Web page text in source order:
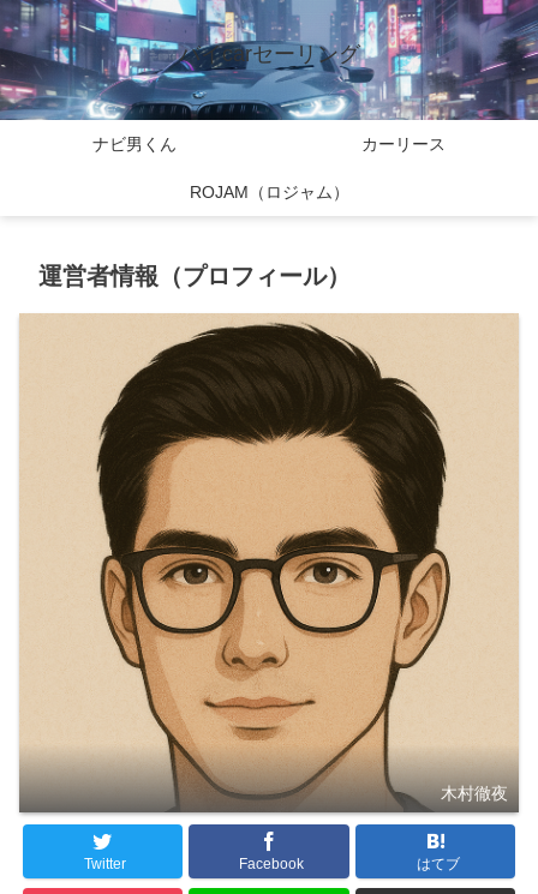
バイcarセーリング
ナビ男くん カーリース
ROJAM（ロジャム）
運営者情報（プロフィール）
木村徹夜
Twitter Facebook はてブ